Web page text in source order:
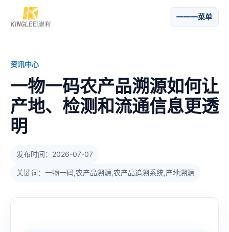
菜单
资讯中心
一物一码农产品溯源如何让
产地、检测和流通信息更透
明
发布时间：2026-07-07
关键词：一物一码,农产品溯源,农产品追溯系统,产地溯源